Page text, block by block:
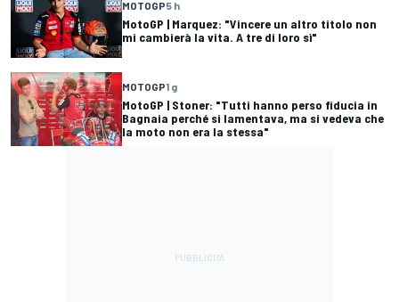
MOTOGP5 h
MotoGP | Marquez: "Vincere un altro titolo non
mi cambierà la vita. A tre di loro sì"
MOTOGP1 g
MotoGP | Stoner: "Tutti hanno perso fiducia in
Bagnaia perché si lamentava, ma si vedeva che
la moto non era la stessa"